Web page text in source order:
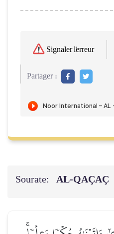
Signaler l'erreur
Partager :
Sourate: AL-QAÇAÇ